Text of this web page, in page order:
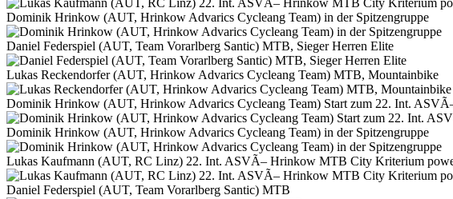
Dominik Hrinkow (AUT, Hrinkow Advarics Cycleang Team) in der Spitzengruppe
Daniel Federspiel (AUT, Team Vorarlberg Santic) MTB, Sieger Herren Elite
Lukas Reckendorfer (AUT, Hrinkow Advarics Cycleang Team) MTB, Mountainbike
Dominik Hrinkow (AUT, Hrinkow Advarics Cycleang Team) Start zum 22. Int.
Dominik Hrinkow (AUT, Hrinkow Advarics Cycleang Team) in der Spitzengruppe
Lukas Kaufmann (AUT, RC Linz) 22. Int. ASVÃ– Hrinkow MTB City Kriterium
Daniel Federspiel (AUT, Team Vorarlberg Santic) MTB